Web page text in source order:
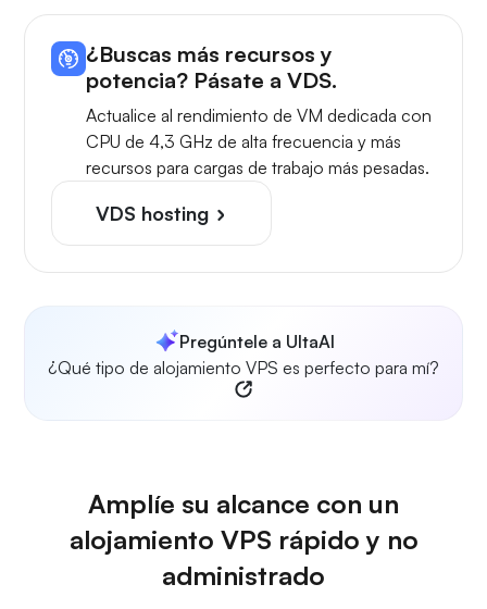
¿Buscas más recursos y
potencia? Pásate a VDS.
Actualice al rendimiento de VM dedicada con
CPU de 4,3 GHz de alta frecuencia y más
recursos para cargas de trabajo más pesadas.
VDS hosting
Pregúntele a UltaAI
¿Qué tipo de alojamiento VPS es perfecto para mí?
Amplíe su alcance con un
alojamiento VPS rápido y no
administrado